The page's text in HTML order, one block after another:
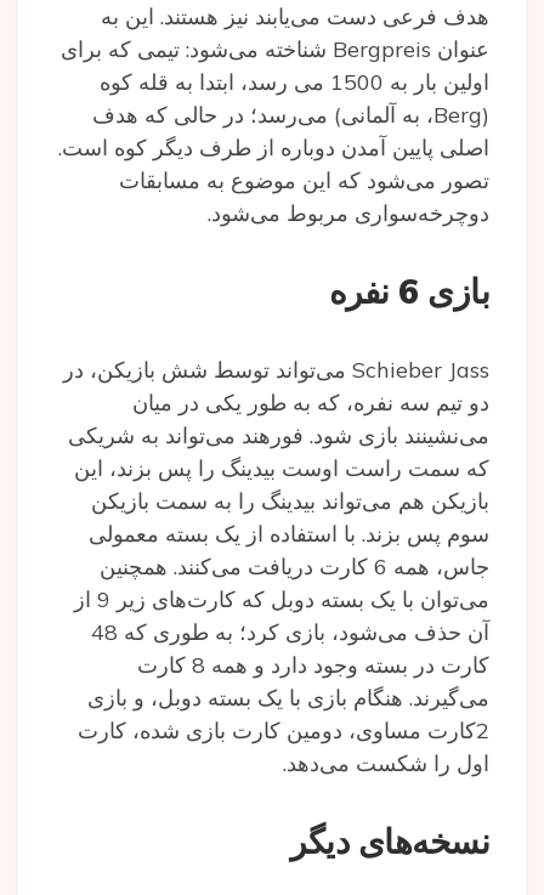
هدف فرعی دست می‌یابند نیز هستند. این به
عنوان Bergpreis شناخته می‌شود: تیمی که برای
اولین بار به 1500 می رسد، ابتدا به قله کوه
(Berg، به آلمانی) می‌رسد؛ در حالی که هدف
اصلی پایین آمدن دوباره از طرف دیگر کوه است.
تصور می‌شود که این موضوع به مسابقات
دوچرخه‌سواری مربوط می‌شود.
بازی 6 نفره
Schieber Jass می‌تواند توسط شش بازیکن، در
دو تیم سه نفره، که به طور یکی در میان
می‌نشینند بازی شود. فورهند می‌تواند به شریکی
که سمت راست اوست بیدینگ را پس بزند، این
بازیکن هم می‌تواند بیدینگ را به سمت بازیکن
سوم پس بزند. با استفاده از یک بسته معمولی
جاس، همه 6 کارت دریافت می‌کنند. همچنین
می‌توان با یک بسته دوبل که کارت‌های زیر 9 از
آن حذف می‌شود، بازی کرد؛ به طوری که 48
کارت در بسته وجود دارد و همه 8 کارت
می‌گیرند. هنگام بازی با یک بسته دوبل، و بازی
2کارت مساوی، دومین کارت بازی شده، کارت
اول را شکست می‌دهد.
نسخه‌های دیگر